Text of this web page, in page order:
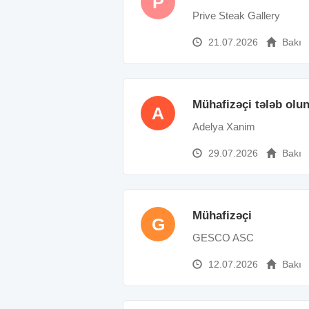
Prive Steak Gallery
21.07.2026 Bakı
A Mühafizəçi tələb
Adelya Xanim
29.07.2026 Bakı
G Mühafizəçi
GESCO ASC
12.07.2026 Bakı